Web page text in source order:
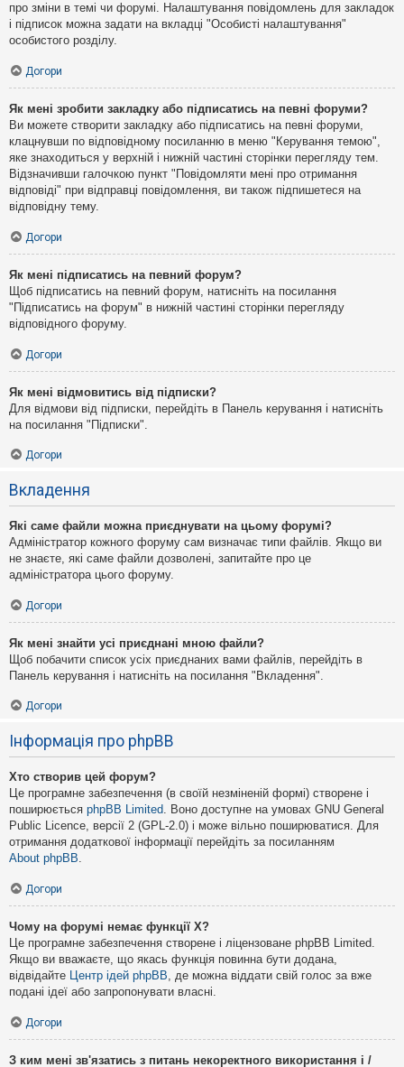
про зміни в темі чи форумі. Налаштування повідомлень для закладок
і підписок можна задати на вкладці "Особисті налаштування"
особистого розділу.
Догори
Як мені зробити закладку або підписатись на певні форуми?
Ви можете створити закладку або підписатись на певні форуми,
клацнувши по відповідному посиланню в меню "Керування темою",
яке знаходиться у верхній і нижній частині сторінки перегляду тем.
Відзначивши галочкою пункт "Повідомляти мені про отримання
відповіді" при відправці повідомлення, ви також підпишетеся на
відповідну тему.
Догори
Як мені підписатись на певний форум?
Щоб підписатись на певний форум, натисніть на посилання
"Підписатись на форум" в нижній частині сторінки перегляду
відповідного форуму.
Догори
Як мені відмовитись від підписки?
Для відмови від підписки, перейдіть в Панель керування і натисніть
на посилання "Підписки".
Догори
Вкладення
Які саме файли можна приєднувати на цьому форумі?
Адміністратор кожного форуму сам визначає типи файлів. Якщо ви
не знаєте, які саме файли дозволені, запитайте про це
адміністратора цього форуму.
Догори
Як мені знайти усі приєднані мною файли?
Щоб побачити список усіх приєднаних вами файлів, перейдіть в
Панель керування і натисніть на посилання "Вкладення".
Догори
Інформація про phpBB
Хто створив цей форум?
Це програмне забезпечення (в своїй незміненій формі) створене і
поширюється phpBB Limited. Воно доступне на умовах GNU General
Public Licence, версії 2 (GPL-2.0) і може вільно поширюватися. Для
отримання додаткової інформації перейдіть за посиланням
About phpBB.
Догори
Чому на форумі немає функції X?
Це програмне забезпечення створене і ліцензоване phpBB Limited.
Якщо ви вважаєте, що якась функція повинна бути додана,
відвідайте Центр ідей phpBB, де можна віддати свій голос за вже
подані ідеї або запропонувати власні.
Догори
З ким мені зв'язатись з питань некоректного використання і /